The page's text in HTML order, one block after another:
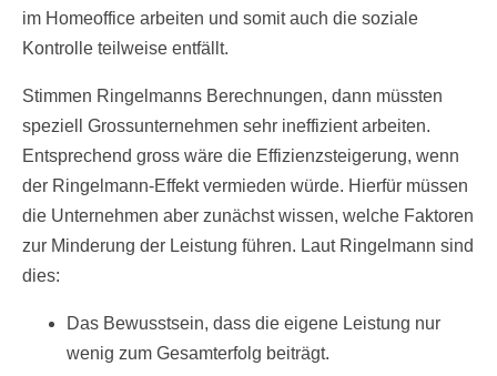
im Homeoffice arbeiten und somit auch die soziale
Kontrolle teilweise entfällt.
Stimmen Ringelmanns Berechnungen, dann müssten
speziell Grossunternehmen sehr ineffizient arbeiten.
Entsprechend gross wäre die Effizienzsteigerung, wenn
der Ringelmann-Effekt vermieden würde. Hierfür müssen
die Unternehmen aber zunächst wissen, welche Faktoren
zur Minderung der Leistung führen. Laut Ringelmann sind
dies:
Das Bewusstsein, dass die eigene Leistung nur
wenig zum Gesamterfolg beiträgt.